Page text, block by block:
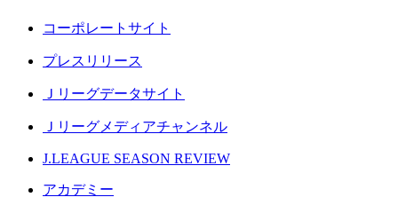
コーポレートサイト
プレスリリース
Ｊリーグデータサイト
Ｊリーグメディアチャンネル
J.LEAGUE SEASON REVIEW
アカデミー